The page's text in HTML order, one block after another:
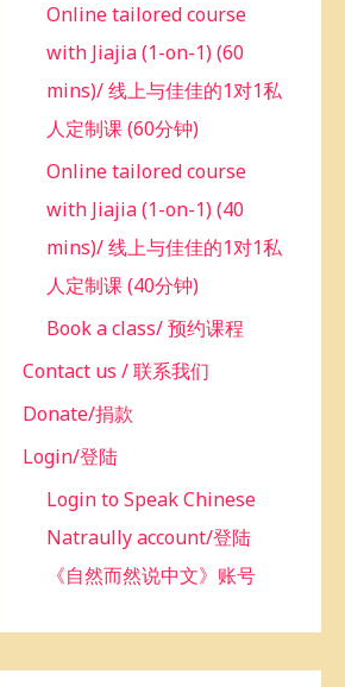
Online tailored course
with Jiajia (1-on-1) (60
mins)/ 线上与佳佳的1对1私
人定制课 (60分钟)
Online tailored course
with Jiajia (1-on-1) (40
mins)/ 线上与佳佳的1对1私
人定制课 (40分钟)
Book a class/ 预约课程
Contact us / 联系我们
Donate/捐款
Login/登陆
Login to Speak Chinese
Natraully account/登陆
《自然而然说中文》账号